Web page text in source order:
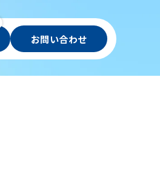
お問い合わせ